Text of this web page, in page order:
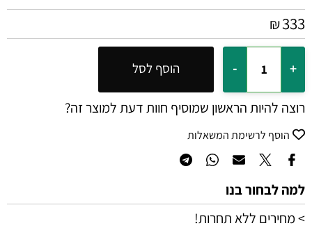
₪333
הוסף לסל
רוצה להיות הראשון שמוסיף חוות דעת למוצר זה?
הוסף לרשימת המשאלות
למה לבחור בנו
> מחירים ללא תחרות!